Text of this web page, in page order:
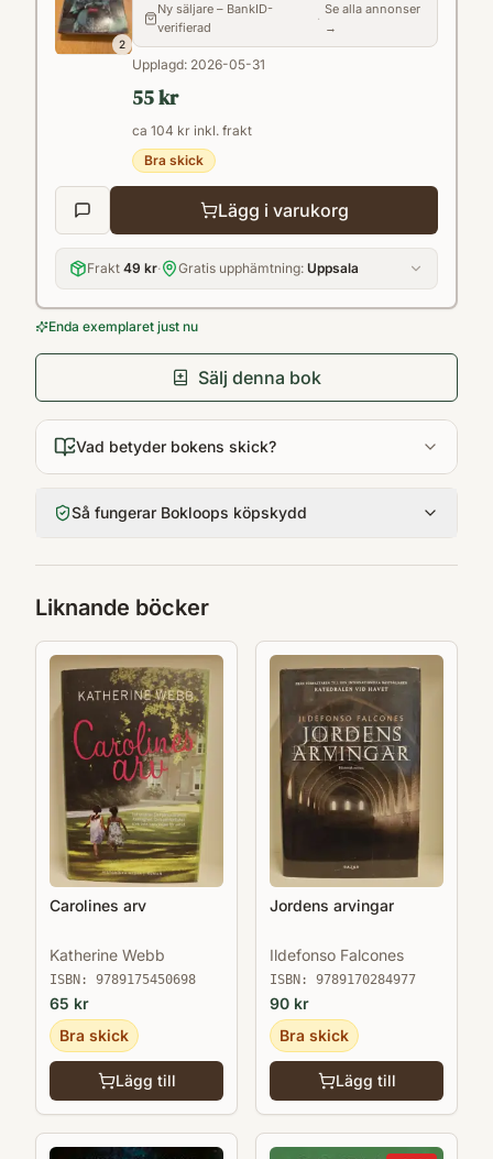
2
Ny säljare – BankID-
verifierad
·
Se alla annonser
→
Upplagd: 2026-05-31
55 kr
ca 104 kr inkl. frakt
Bra skick
Lägg i varukorg
Frakt 49 kr· Gratis upphämtning: Uppsala
Enda exemplaret just nu
Sälj denna bok
Vad betyder bokens skick?
Så fungerar Bokloops köpskydd
Liknande böcker
Carolines arv
Katherine Webb
ISBN: 9789175450698
65 kr
Bra skick
Lägg till
Jordens arvingar
Ildefonso Falcones
ISBN: 9789170284977
90 kr
Bra skick
Lägg till